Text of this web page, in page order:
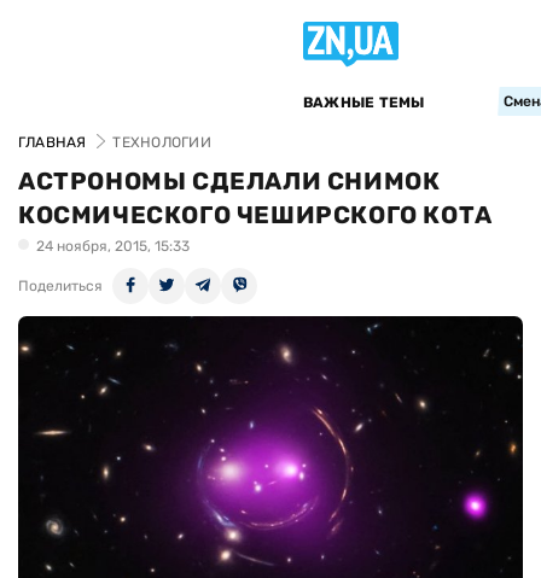
ВАЖНЫЕ ТЕМЫ
ГЛАВНАЯ ТЕХНОЛОГИИ
АСТРОНОМЫ СДЕЛАЛИ СНИМОК
КОСМИЧЕСКОГО ЧЕШИРСКОГО КОТА
24 ноября, 2015, 15:33
Поделиться